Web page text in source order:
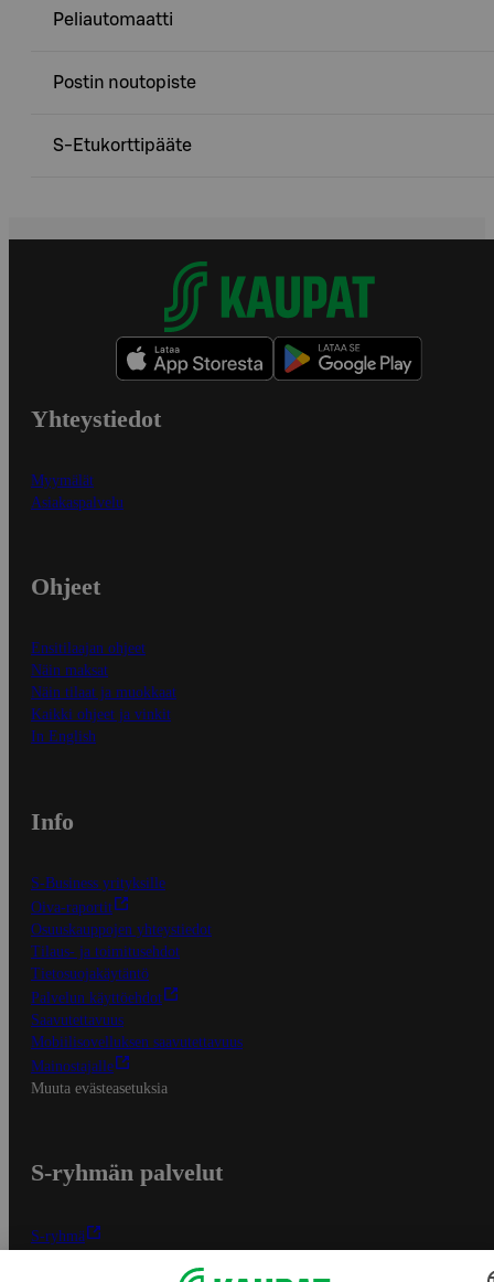
Peliautomaatti
Postin noutopiste
S-Etukorttipääte
Yhteystiedot
Myymälät
Asiakaspalvelu
Ohjeet
Ensitilaajan ohjeet
Näin maksat
Näin tilaat ja muokkaat
Kaikki ohjeet ja vinkit
In English
Info
S-Business yrityksille
Oiva-raportit
Osuuskauppojen yhteystiedot
Tilaus- ja toimitusehdot
Tietosuojakäytäntö
Palvelun käyttöehdot
Saavutettavuus
Mobiilisovelluksen saavutettavuus
Mainostajalle
Muuta evästeasetuksia
S-ryhmän palvelut
S-ryhmä